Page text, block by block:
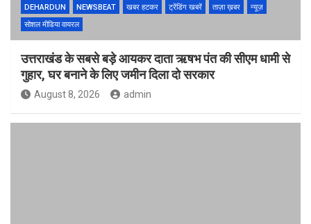
DEHARDUN NEWSBEAT खबर हटकर ट्रेंडिंग खबरें ताज़ा ख़बर
न्यूज़
सोशल मीडिया वायरल
उत्तराखंड के सबसे बड़े आयकर दाता ऋषभ पंत की सीएम धामी से
गुहार, घर बनाने के लिए जमीन दिला दो सरकार
August 8, 2026 admin